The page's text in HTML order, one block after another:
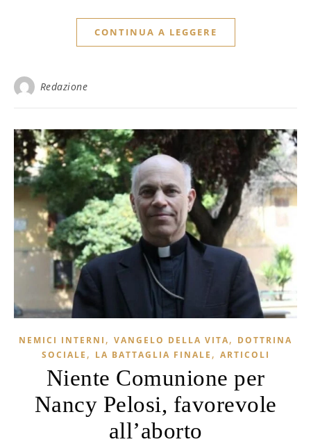
CONTINUA A LEGGERE
Redazione
NEMICI INTERNI , VANGELO DELLA VITA, DOTTRINA
SOCIALE , LA BATTAGLIA FINALE , ARTICOLI
Niente Comunione per
Nancy Pelosi, favorevole
all’aborto